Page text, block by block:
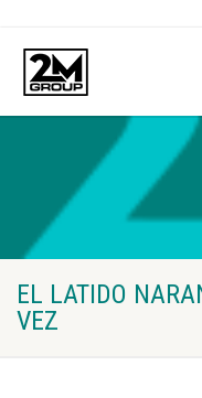
EL LATIDO
VEZ